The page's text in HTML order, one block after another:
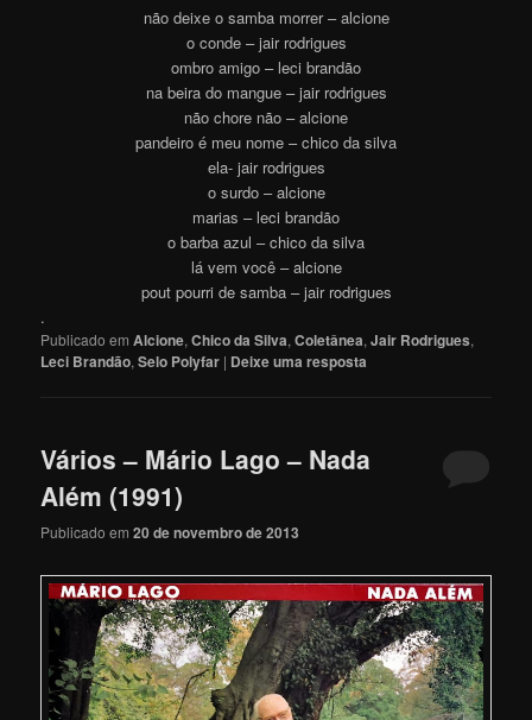
não deixe o samba morrer – alcione
o conde – jair rodrigues
ombro amigo – leci brandão
na beira do mangue – jair rodrigues
não chore não – alcione
pandeiro é meu nome – chico da silva
ela- jair rodrigues
o surdo – alcione
marias – leci brandão
o barba azul – chico da silva
lá vem você – alcione
pout pourri de samba – jair rodrigues
.
Publicado em Alcione,Chico da Silva,Coletânea,Jair Rodrigues,
Leci Brandão,Selo Polyfar | Deixe uma resposta
Vários – Mário Lago – Nada
Além (1991)
Publicado em20 de novembro de 2013